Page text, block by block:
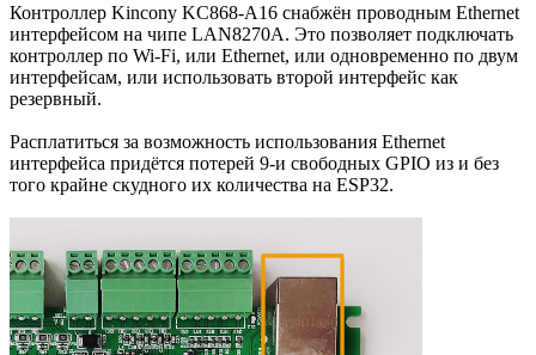
Контроллер Kincony KC868-A16 снабжён проводным Ethernet
интерфейсом на чипе LAN8270A. Это позволяет подключать
контроллер по Wi-Fi, или Ethernet, или одновременно по двум
интерфейсам, или использовать второй интерфейс как
резервный.
Расплатиться за возможность использования Ethernet
интерфейса придётся потерей 9-и свободных GPIO из и без
того крайне скудного их количества на ESP32.